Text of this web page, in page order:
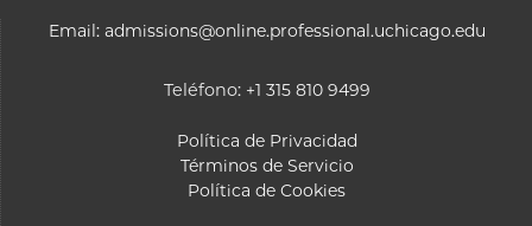
Email: admissions@online.professional.uchicago.edu
Teléfono: +1 315 810 9499
Política de Privacidad
Términos de Servicio
Política de Cookies